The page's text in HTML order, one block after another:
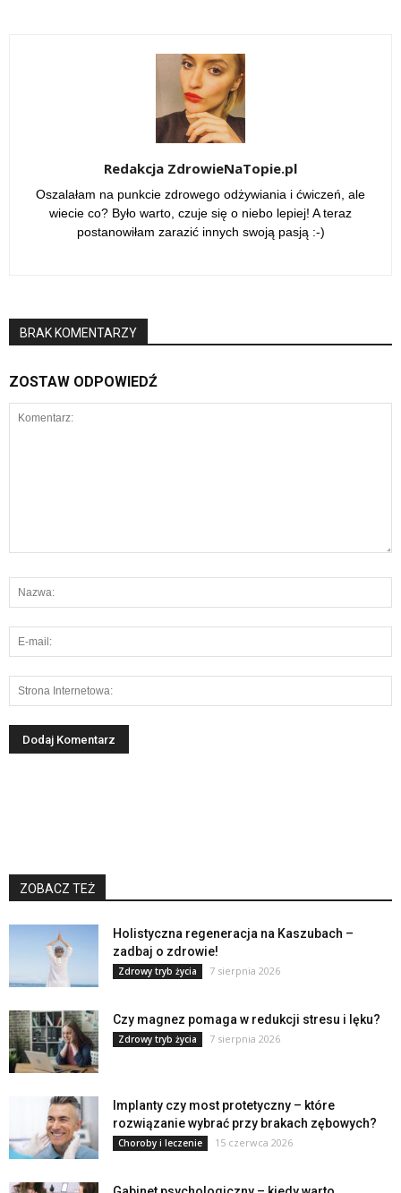
Redakcja ZdrowieNaTopie.pl
Oszalałam na punkcie zdrowego odżywiania i ćwiczeń, ale
wiecie co? Było warto, czuje się o niebo lepiej! A teraz
postanowiłam zarazić innych swoją pasją :-)
BRAK KOMENTARZY
ZOSTAW ODPOWIEDŹ
ZOBACZ TEŻ
Holistyczna regeneracja na Kaszubach –
zadbaj o zdrowie!
Zdrowy tryb życia 7 sierpnia 2026
Czy magnez pomaga w redukcji stresu i lęku?
Zdrowy tryb życia 7 sierpnia 2026
Implanty czy most protetyczny – które
rozwiązanie wybrać przy brakach zębowych?
Choroby i leczenie 15 czerwca 2026